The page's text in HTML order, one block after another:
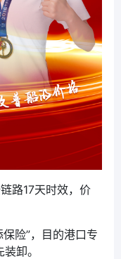
路17天时效，价
险”，目的港口专
卸。